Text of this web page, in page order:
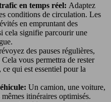
en temps réel: Adaptez
conditions de circulation. Les
en empruntant des
cela signifie parcourir une
des pauses régulières,
vous permettra de rester
qui est essentiel pour la
Un camion, une voiture,
itinéraires optimisés.